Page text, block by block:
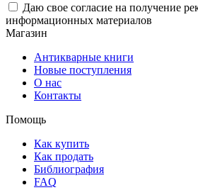
Даю свое согласие на получение
информационных материалов
Магазин
Антикварные книги
Новые поступления
О нас
Контакты
Помощь
Как купить
Как продать
Библиография
FAQ